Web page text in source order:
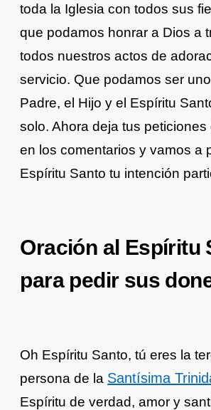
toda la Iglesia con todos sus
que podamos honrar a Dios a
todos nuestros actos de
servicio. Que podamos ser
Padre, el Hijo y el Espíritu
solo. Ahora deja tus peticiones
en los comentarios y vamos a
Espíritu Santo tu intención
Oración al Espíritu
para pedir sus
Oh Espíritu Santo, tú eres la
persona de la Santísima
Espíritu de verdad, amor y